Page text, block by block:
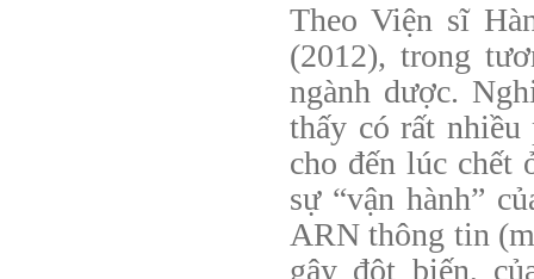
Theo Viện sĩ
(2012), trong
ngành dược.
thấy có rất
cho đến lúc chết
sự “vận hành”
ARN thông tin
gây đột biến,